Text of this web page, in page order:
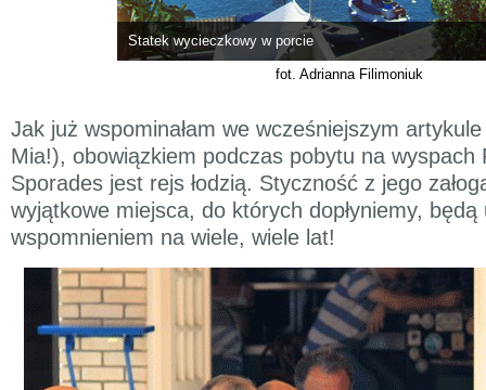
Statek wycieczkowy w porcie
fot. Adrianna Filimoniuk
Jak już wspominałam we wcześniejszym
Mia!), obowiązkiem podczas pobytu na wyspach
Sporades jest rejs łodzią. Styczność z jego
wyjątkowe miejsca, do których dopłyniemy, będą
wspomnieniem na wiele, wiele lat!